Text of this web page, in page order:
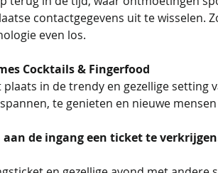
contactgegevens uit te wisselen.
even los.
Cocktails & Fingerfood
in de trendy en gezellige setting
te genieten en nieuwe
de ingang een ticket te